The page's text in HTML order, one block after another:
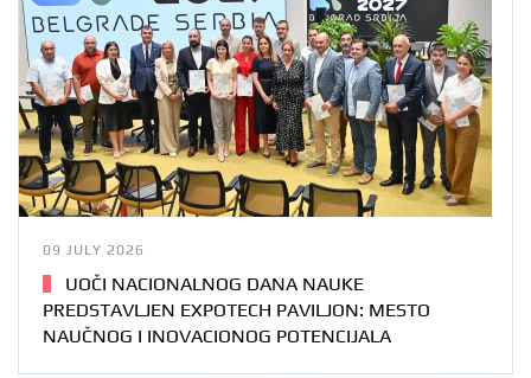
09 JULY 2026
UOČI NACIONALNOG DANA NAUKE
PREDSTAVLJEN EXPOTECH PAVILJON: MESTO
NAUČNOG I INOVACIONOG POTENCIJALA